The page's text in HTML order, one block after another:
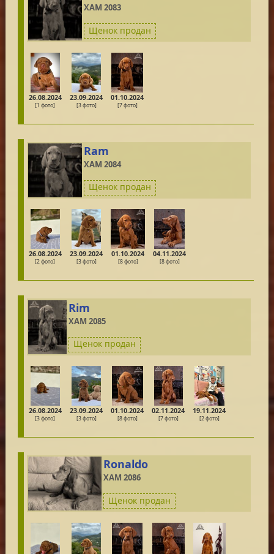
ХАМ 2083
Щенок продан
26.08.2024
[1 фото]
23.09.2024
[3 фото]
01.10.2024
[7 фото]
Ram
ХАМ 2084
Щенок продан
26.08.2024
[2 фото]
23.09.2024
[3 фото]
01.10.2024
[8 фото]
04.11.2024
[8 фото]
Rim
ХАМ 2085
Щенок продан
26.08.2024
[3 фото]
23.09.2024
[3 фото]
01.10.2024
[8 фото]
02.11.2024
[7 фото]
19.11.2024
[2 фото]
Ronaldo
ХАМ 2086
Щенок продан